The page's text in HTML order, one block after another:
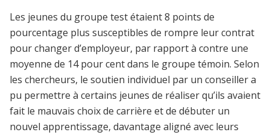
Les jeunes du groupe test étaient 8 points de
pourcentage plus susceptibles de rompre leur contrat
pour changer d’employeur, par rapport à contre une
moyenne de 14 pour cent dans le groupe témoin. Selon
les chercheurs, le soutien individuel par un conseiller a
pu permettre à certains jeunes de réaliser qu’ils avaient
fait le mauvais choix de carrière et de débuter un
nouvel apprentissage, davantage aligné avec leurs